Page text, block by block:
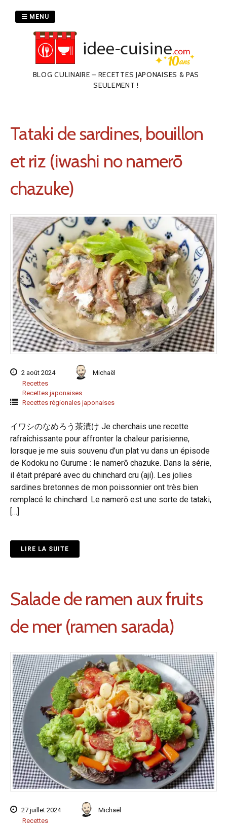
BLOG CULINAIRE – RECETTES JAPONAISES & PAS
SEULEMENT !
MENU
Tataki de sardines, bouillon
et riz (iwashi no namerō
chazuke)
2 août 2024
Michaël
Recettes
Recettes japonaises
Recettes régionales japonaises
イワシのなめろう茶漬け Je cherchais une recette
rafraîchissante pour affronter la chaleur parisienne,
lorsque je me suis souvenu d’un plat vu dans un épisode
de Kodoku no Gurume : le namerō chazuke. Dans la série,
il était préparé avec du chinchard cru (aji). Les jolies
sardines bretonnes de mon poissonnier ont très bien
remplacé le chinchard. Le namerō est une sorte de tataki,
[…]
LIRE LA SUITE
Salade de ramen aux fruits
de mer (ramen sarada)
27 juillet 2024
Michaël
Recettes